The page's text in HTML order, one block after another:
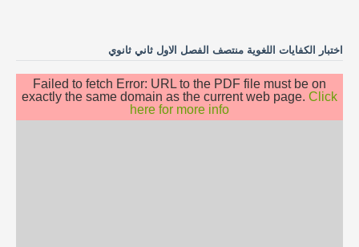
اختبار الكفايات اللغوية منتصف الفصل الاول ثاني ثانوي
Failed to fetch Error: URL to the PDF file must be on
exactly the same domain as the current web page. Click
here for more info